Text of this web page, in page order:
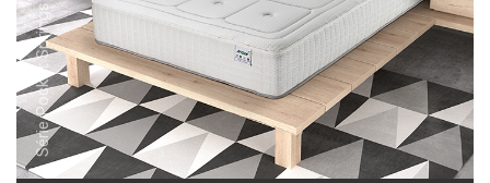
Série Pocket Springs